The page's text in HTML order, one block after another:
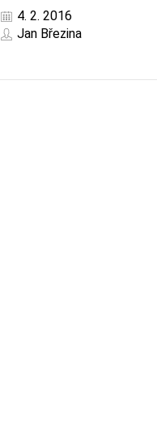
4. 2. 2016
Jan Březina